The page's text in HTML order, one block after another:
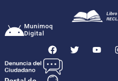
Munimoq
Digital